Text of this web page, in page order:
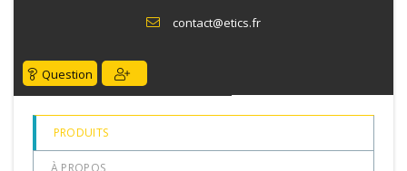
contact@etics.fr
Question
PRODUITS
À PROPOS